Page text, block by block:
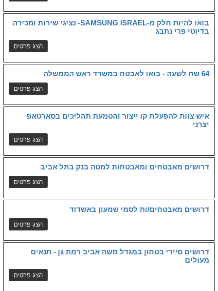
בואו להיות חלק מ-SAMSUNG ISRAEL- נציגי שירות ומכירה
בדיוטי פרי נתבג
64 שח לשעה - בואו לאבטח במשרד ראש הממשלה
איש צוות להפעלת קו ייצור והטמעת תהליכים בסארטאפ
יצרני
דרושים מאבטחים ומאבטחות למטה בנק בתל אביב
דרושים מאבטחים/ות לסמי שמעון באשדוד
דרושים סיירי בטחון במגדל משה אביב רמת גן - תנאים
מעולים